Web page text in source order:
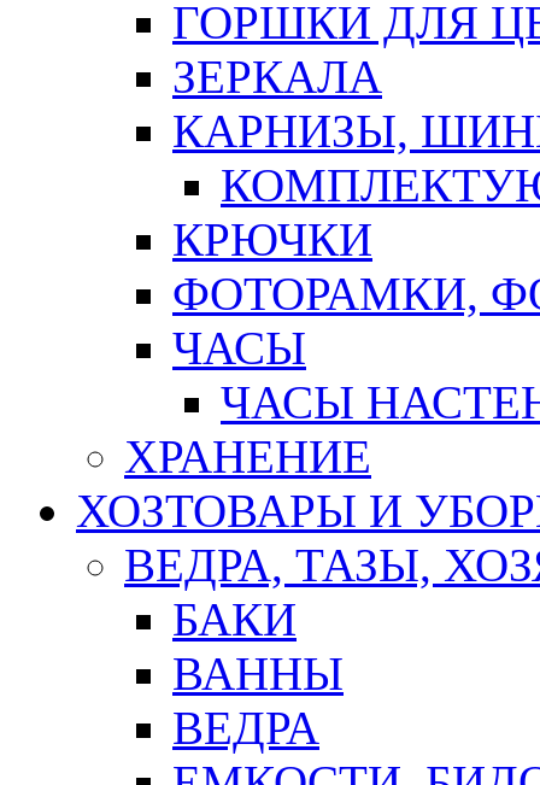
ГОРШКИ ДЛЯ
ЗЕРКАЛА
КАРНИЗЫ,
КРЮЧКИ
ФОТОРАМКИ,
ЧАСЫ
ЧАСЫ
ХРАНЕНИЕ
ХОЗТОВАРЫ И
ВЕДРА, ТАЗЫ,
БАКИ
ВАННЫ
ВЕДРА